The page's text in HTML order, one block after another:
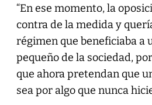
“En ese momento, la
contra de la medida y
régimen que beneficiaba a
pequeño de la sociedad,
que ahora pretendan que
sea por algo que nunca